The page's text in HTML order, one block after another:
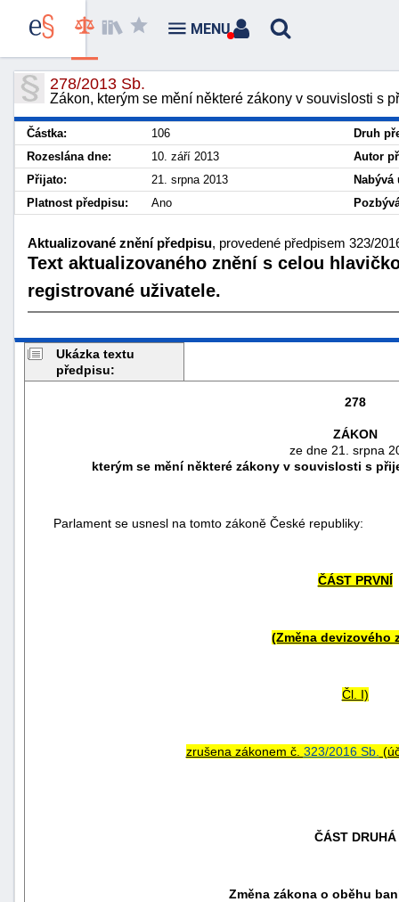
278/2013 Sb.
Zákon, kterým se mění některé zákony v souvislosti s
Částka: 106
Druh
Rozeslána dne:
10. září 2013
Autor
Přijato:
21. srpna 2013
Platnost předpisu:
Ano
Aktualizované znění předpisu, provedené předpisem 323/
Text aktualizovaného znění s celou
registrované uživatele.
Ukázka textu
předpisu:
278
ZÁKON
ze dne 21. srpna
kterým se mění některé zákony v souvislosti s
Parlament se usnesl na tomto zákoně České republiky:
ČÁST PRVNÍ
(Změna devizového
Čl. I)
zrušena zákonem č. 323/2016 Sb.
ČÁST DRUHÁ
Změna zákona o oběhu
MENU